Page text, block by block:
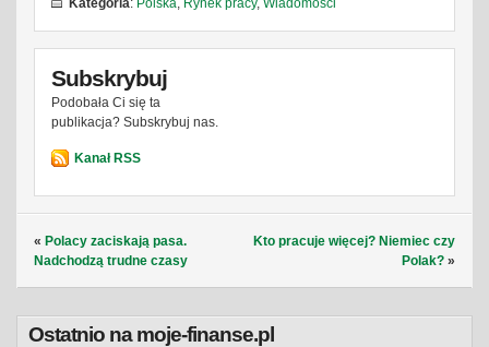
Kategoria: Polska, Rynek pracy, Wiadomości
Subskrybuj
Podobała Ci się ta
publikacja? Subskrybuj nas.
Kanał RSS
Kto pracuje więcej? Niemiec czy
Polak? »
« Polacy zaciskają pasa.
Nadchodzą trudne czasy
Ostatnio na moje-finanse.pl